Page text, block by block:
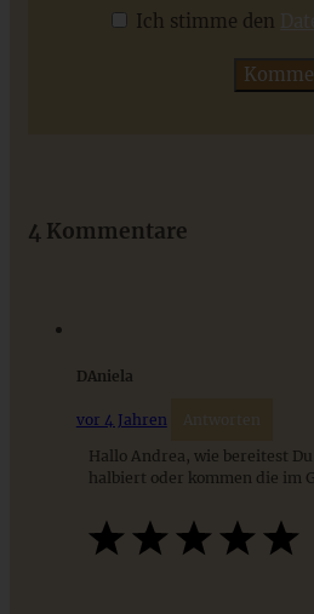
4 Kommentare
DAniela
vor 4 Jahren Antworten
Hallo Andrea, wie bereitest
halbiert oder kommen die im
Ich stimme den